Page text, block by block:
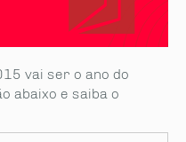
vai ser o ano do
abaixo e saiba o